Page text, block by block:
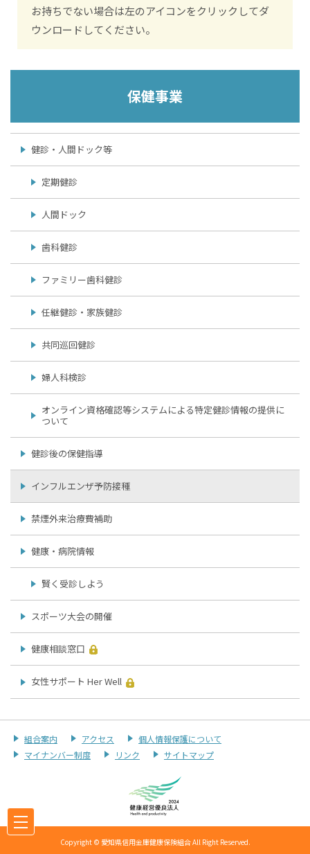
お持ちでない場合は左のアイコンをクリックしてダ
ウンロードしてください。
保健事業
健診・人間ドック等
定期健診
人間ドック
歯科健診
ファミリー歯科健診
任継健診・家族健診
共同巡回健診
婦人科検診
オンライン資格確認等システムによる特定健診情報の提供に
ついて
健診後の保健指導
インフルエンザ予防接種
禁煙外来治療費補助
健康・病院情報
賢く受診しよう
スポーツ大会の開催
健康相談窓口
女性サポート Her Well
組合案内 アクセス
個人情報保護について
マイナンバー制度
リンク サイトマップ
Copyright © 愛知県信用金庫健康保険組合 All Right Reserved.